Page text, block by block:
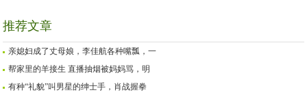
推荐文章
亲媳妇成了丈母娘，李佳航各种嘴瓢，一
帮家里的羊接生 直播抽烟被妈妈骂，明
有种“礼貌”叫男星的绅士手，肖战握拳